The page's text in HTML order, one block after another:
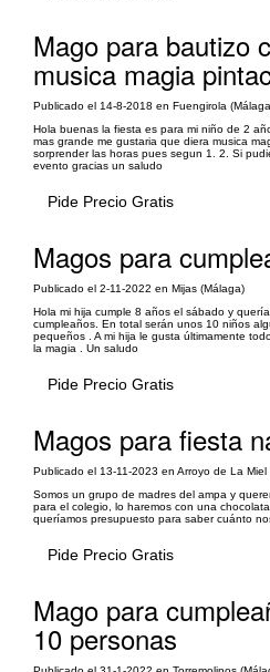
Mago para bautizo
musica magia
Publicado el 14-8-2018 en Fuengirola
Hola buenas la fiesta es para mi niño de 2
mas grande me gustaria que diera musica
sorprender las horas pues segun 1. 2. Si
evento gracias un saludo
Pide Precio Gratis
Magos para
Publicado el 2-11-2022 en Mijas (Málaga)
Hola mi hija cumple 8 años el sábado y
cumpleaños. En total serán unos 10 niños
pequeños . A mi hija le gusta últimamente
la magia . Un saludo
Pide Precio Gratis
Magos para fiesta
Publicado el 13-11-2023 en Arroyo de La Miel
Somos un grupo de madres del ampa y
para el colegio, lo haremos con una
queríamos presupuesto para saber cuánto
Pide Precio Gratis
Mago para
10 personas